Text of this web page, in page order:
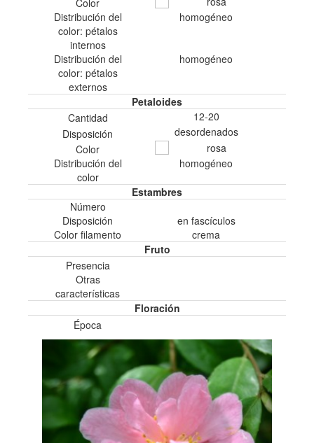
Distribución del
color: pétalos
internos
homogéneo
Distribución del
color: pétalos
externos
homogéneo
Petaloides
Cantidad
12-20
Disposición
desordenados
Color
rosa
Distribución del
color
homogéneo
Estambres
Número
Disposición
en fascí­culos
Color filamento
crema
Fruto
Presencia
Otras
características
Floración
Época